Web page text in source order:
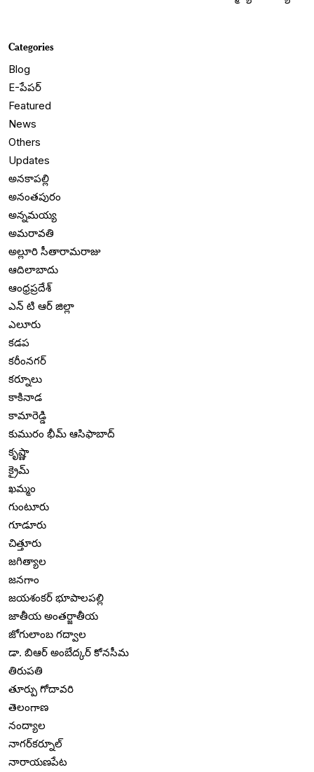
Categories
Blog
E-పేపర్
Featured
News
Others
Updates
అనకాపల్లి
అనంతపురం
అన్నమయ్య
అమరావతి
అల్లూరి సీతారామరాజు
ఆదిలాబాదు
ఆంధ్రప్రదేశ్
ఎన్ టి ఆర్ జిల్లా
ఎలూరు
కడప
కరీంనగర్
కర్నూలు
కాకినాడ
కామారెడ్డి
కుమురం భీమ్ ఆసిఫాబాద్
కృష్ణా
క్రైమ్
ఖమ్మం
గుంటూరు
గూడూరు
చిత్తూరు
జగిత్యాల
జనగాం
జయశంకర్ భూపాలపల్లి
జాతీయ అంతర్జాతీయ
జోగులాంబ గద్వాల
డా. బిఆర్ అంబేద్కర్ కోనసీమ
తిరుపతి
తూర్పు గోదావరి
తెలంగాణ
నంద్యాల
నాగర్‌కర్నూల్
నారాయణపేట